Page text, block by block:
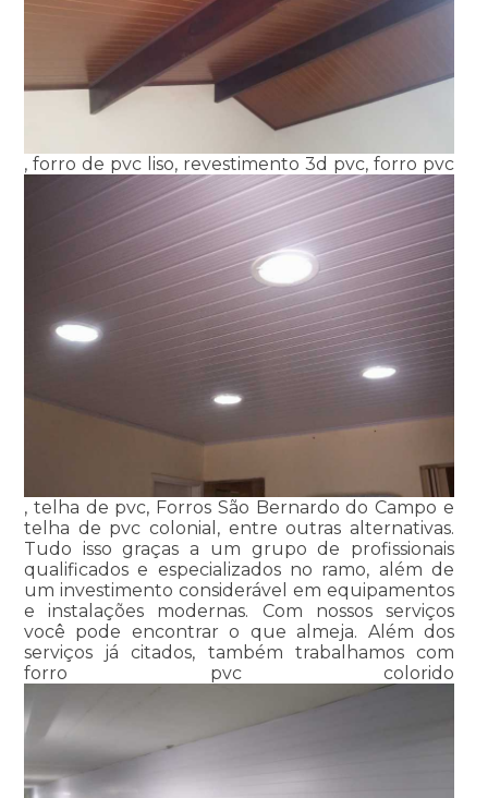
, forro de pvc liso, revestimento 3d pvc, forro pvc
, telha de pvc, Forros São Bernardo do Campo e
telha de pvc colonial, entre outras alternativas.
Tudo isso graças a um grupo de profissionais
qualificados e especializados no ramo, além de
um investimento considerável em equipamentos
e instalações modernas. Com nossos serviços
você pode encontrar o que almeja. Além dos
serviços já citados, também trabalhamos com
forro pvc colorido